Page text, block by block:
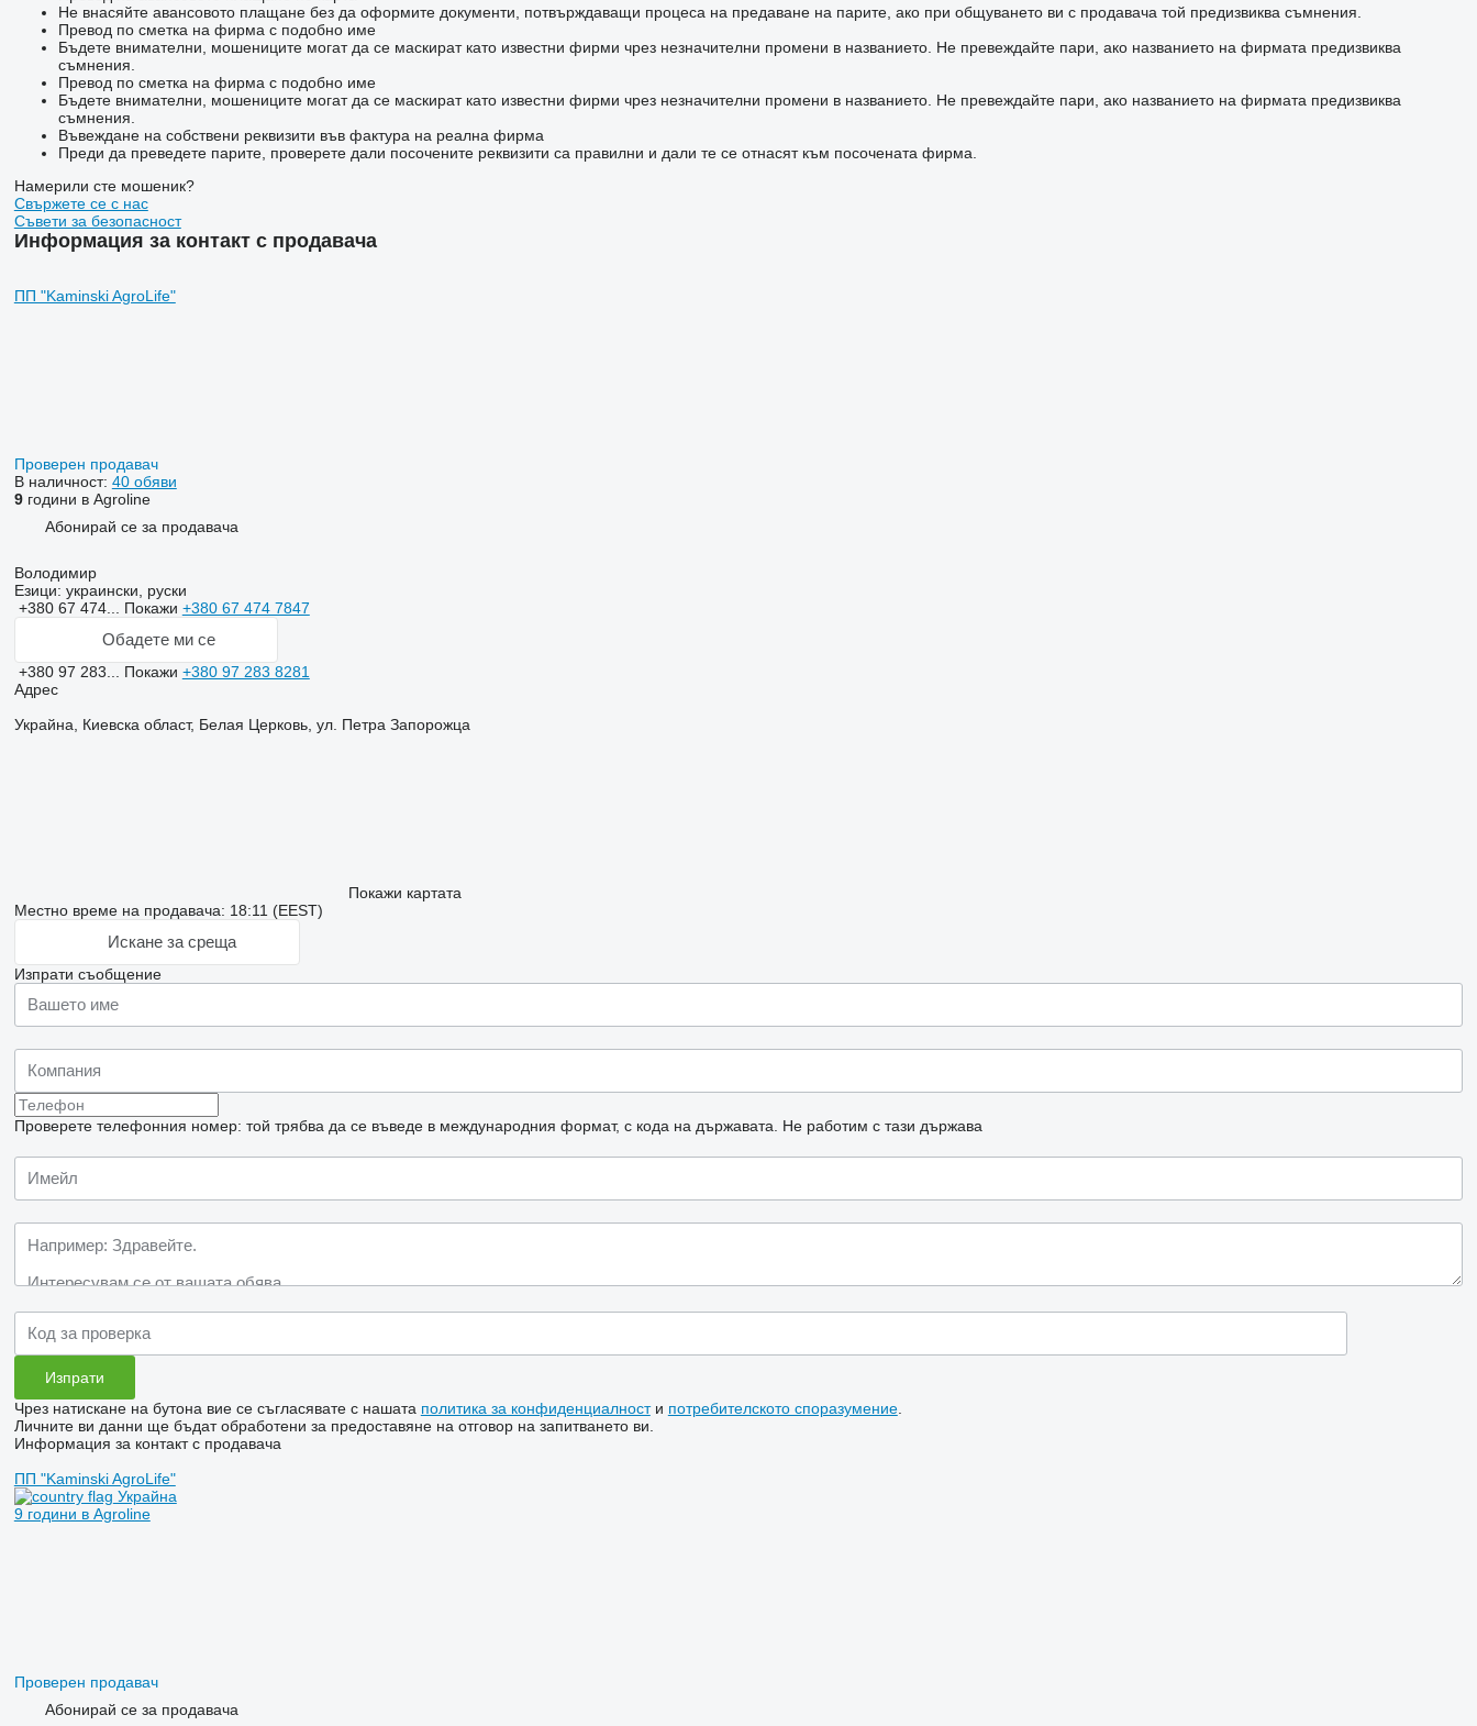
Не внасяйте авансовото плащане без да оформите документи, потвърждаващи процеса на предаване на парите, ако при общуването ви с продавача той предизвиква съмнения.
Превод по сметка на фирма с подобно име
Бъдете внимателни, мошениците могат да се маскират като известни фирми чрез незначителни промени в названието. Не превеждайте пари, ако названието на фирмата предизвиква
съмнения.
Превод по сметка на фирма с подобно име
Бъдете внимателни, мошениците могат да се маскират като известни фирми чрез незначителни промени в названието. Не превеждайте пари, ако названието на фирмата предизвиква
съмнения.
Въвеждане на собствени реквизити във фактура на реална фирма
Преди да преведете парите, проверете дали посочените реквизити са правилни и дали те се отнасят към посочената фирма.
Намерили сте мошеник?
Свържете се с нас
Съвети за безопасност
Информация за контакт с продавача
ПП "Kaminski AgroLife"
Проверен продавач
В наличност: 40 обяви
9години в Agroline
Абонирай се за продавача
Володимир
Езици: украински, руски
+380 67 474... Покажи +380 67 474 7847
Обадете ми се
+380 97 283... Покажи +380 97 283 8281
Адрес
Украйна, Киевска област, Белая Церковь, ул. Петра Запорожца
Покажи картата
Местно време на продавача: 18:11 (EEST)
Искане за среща
Изпрати съобщение
Проверете телефонния номер: той трябва да се въведе в международния формат, с кода на държавата. Не работим с тази държава
Чрез натискане на бутона вие се съгласявате с нашата политика за конфиденциалности потребителското споразумение.
Личните ви данни ще бъдат обработени за предоставяне на отговор на запитването ви.
Информация за контакт с продавача
ПП "Kaminski AgroLife"
Украйна
9 години в Agroline
Проверен продавач
Абонирай се за продавача